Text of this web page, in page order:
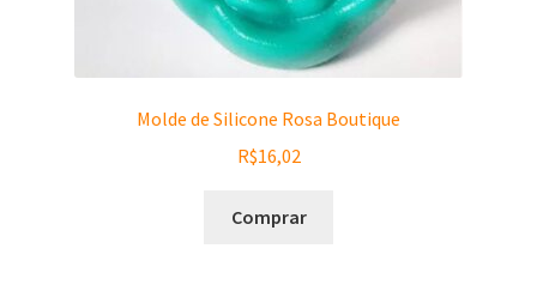
Molde de Silicone Rosa Boutique
R$16,02
Comprar